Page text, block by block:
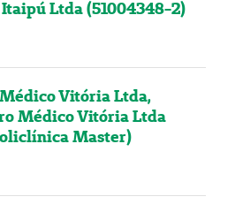
Ltda (51004348-2)
Vitória Ltda,
Médico Vitória Ltda
Master)